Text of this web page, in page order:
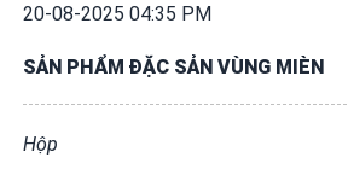
DỊCH
TA
20-08-2025 04:35 PM
SẢN PHẨM ĐẶC SẢN VÙNG MIÈN
Hộp